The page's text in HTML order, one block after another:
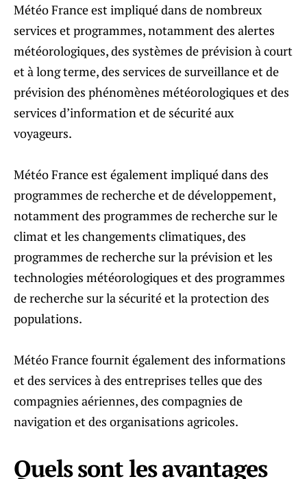
Météo France est impliqué dans de nombreux
services et programmes, notamment des alertes
météorologiques, des systèmes de prévision à court
et à long terme, des services de surveillance et de
prévision des phénomènes météorologiques et des
services d’information et de sécurité aux
voyageurs.
Météo France est également impliqué dans des
programmes de recherche et de développement,
notamment des programmes de recherche sur le
climat et les changements climatiques, des
programmes de recherche sur la prévision et les
technologies météorologiques et des programmes
de recherche sur la sécurité et la protection des
populations.
Météo France fournit également des informations
et des services à des entreprises telles que des
compagnies aériennes, des compagnies de
navigation et des organisations agricoles.
Quels sont les avantages